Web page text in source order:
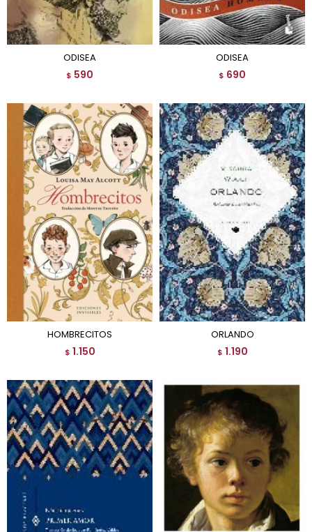
ODISEA
$ 590
ODISEA
$ 690
HOMBRECITOS
$ 1.150
ORLANDO
$ 1.190